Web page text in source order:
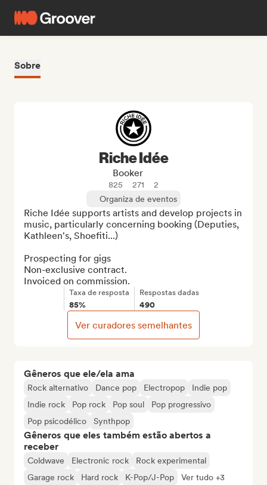
Sobre
Gêneros que ele/ela ama
Rock alternativo Dance pop Electropop
Indie pop
Indie rock
Pop rock Pop soul
Pop progressivo
Pop psicodélico
Synthpop
Gêneros que eles também estão abertos a
receber
Coldwave Electronic rock
Rock experimental
Garage rock
Hard rock K-Pop/J-Pop Ver tudo +3
Riche Idée
Booker
825 271
2
Organiza de eventos
Riche Idée supports artists and develop projects in
music, particularly concerning booking (Deputies,
Kathleen's, Shoefiti...)
Prospecting for gigs
Non-exclusive contract.
Invoiced on commission.
Taxa de resposta
85%
Respostas dadas
490
Ver curadores semelhantes